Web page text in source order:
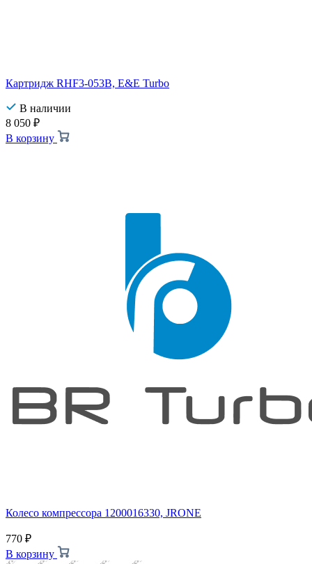
Картридж RHF3-053B, E&E Turbo
В наличии
8 050 ₽
В корзину
Колесо компрессора 1200016330, JRONE
770 ₽
В корзину